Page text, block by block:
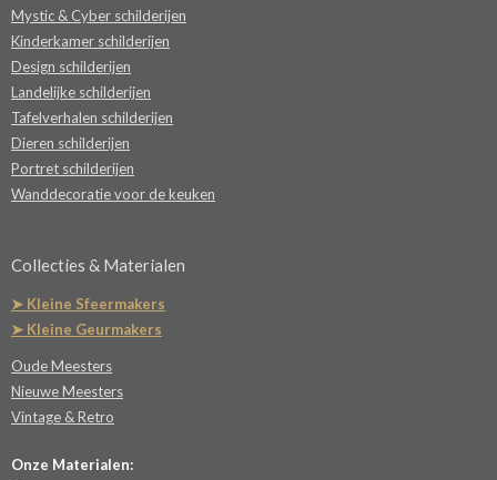
Mystic & Cyber schilderijen
Kinderkamer schilderijen
Design schilderijen
Landelijke schilderijen
Tafelverhalen schilderijen
Dieren schilderijen
Portret schilderijen
Wanddecoratie voor de keuken
Collecties & Materialen
➤ Kleine Sfeermakers
➤ Kleine Geurmakers
Oude Meesters
Nieuwe Meesters
Vintage & Retro
Onze Materialen: